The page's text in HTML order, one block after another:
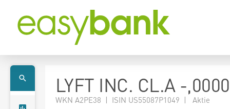
LYFT INC. CL.A -
WKN A2PE38 | ISIN US55087P1049 | Aktie